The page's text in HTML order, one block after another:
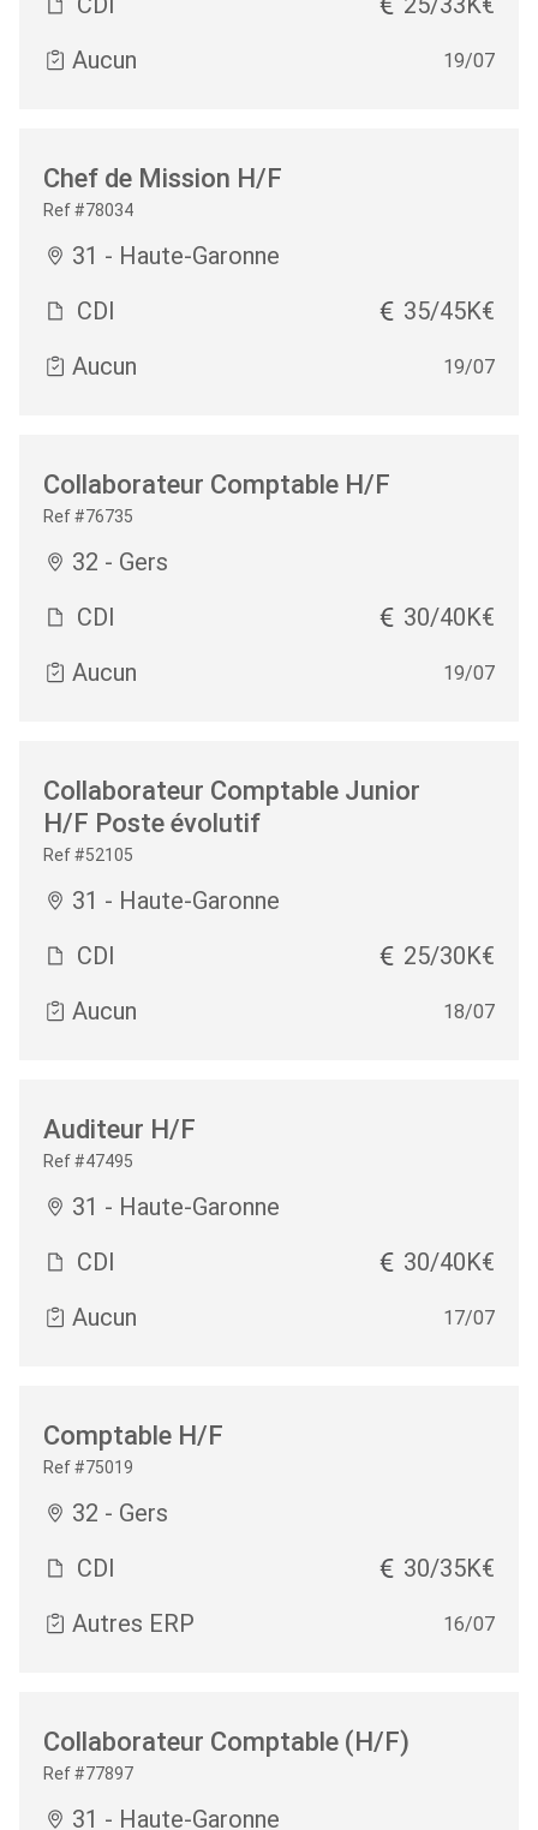
Aucun
19/07
Chef de Mission H/F
Ref #78034
31 - Haute-Garonne
CDI
35/45K€
Aucun
19/07
Collaborateur Comptable H/F
Ref #76735
32 - Gers
CDI
30/40K€
Aucun
19/07
Collaborateur Comptable Junior
H/F Poste évolutif
Ref #52105
31 - Haute-Garonne
CDI
25/30K€
Aucun
18/07
Auditeur H/F
Ref #47495
31 - Haute-Garonne
CDI
30/40K€
Aucun
17/07
Comptable H/F
Ref #75019
32 - Gers
CDI
30/35K€
Autres ERP
16/07
Collaborateur Comptable (H/F)
Ref #77897
31 - Haute-Garonne